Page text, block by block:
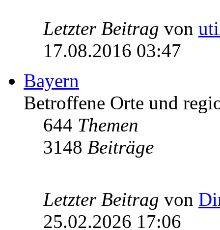
Letzter Beitrag von
17.08.2016 03:47
Bayern
Betroffene Orte und
644 Themen
3148 Beiträge
Letzter Beitrag von
25.02.2026 17:06